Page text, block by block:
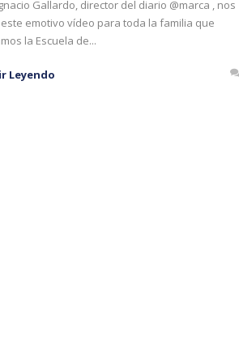
Gallardo, director del diario @marca , nos
emotivo vídeo para toda la familia que
la Escuela de...
Leyendo